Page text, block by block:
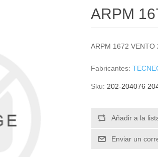
ARPM
ARPM 1672 VENTO
Fabricantes:
Sku: 202-204076